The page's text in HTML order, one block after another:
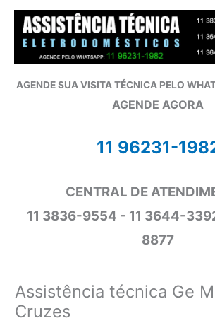
conteúdo
AGENDE SUA VISITA TÉCNICA PELO
AGENDE AGORA
11 96231-
CENTRAL DE
11 3836-9554 - 11 3644-
8877
Assistência técnica Ge
Cruzes